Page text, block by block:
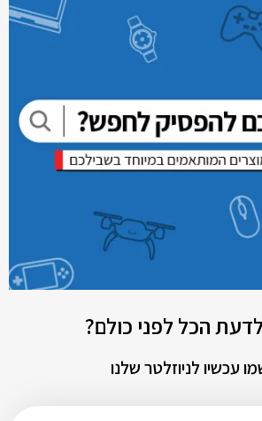
הכל לפני כולם?
עכשיו לניוזלטר שלנו